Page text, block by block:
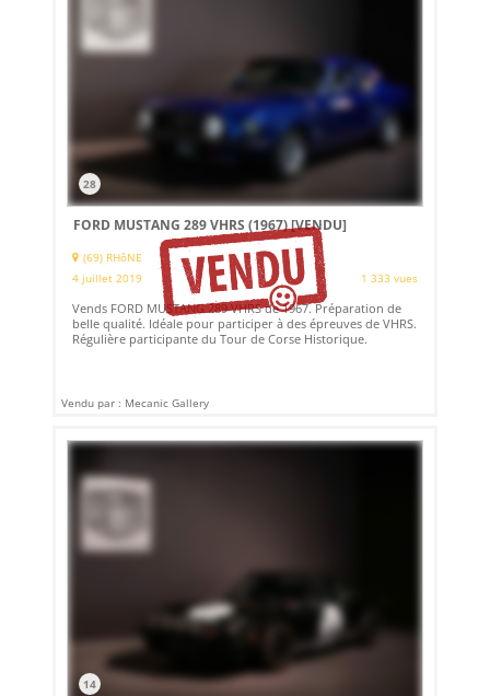
28
FORD MUSTANG 289 VHRS (1967)[VENDU]
(69) RHôNE
4 juillet 2019
1 333 vues
Vends FORD MUSTANG 289 VHRS de 1967. Préparation de
belle qualité. Idéale pour participer à des épreuves de VHRS.
Régulière participante du Tour de Corse Historique.
Vendu par : Mecanic Gallery
14